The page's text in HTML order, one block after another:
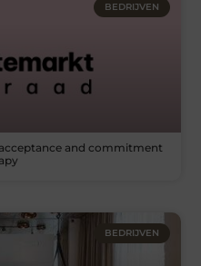
BEDRIJVEN
and commitment
BEDRIJVEN